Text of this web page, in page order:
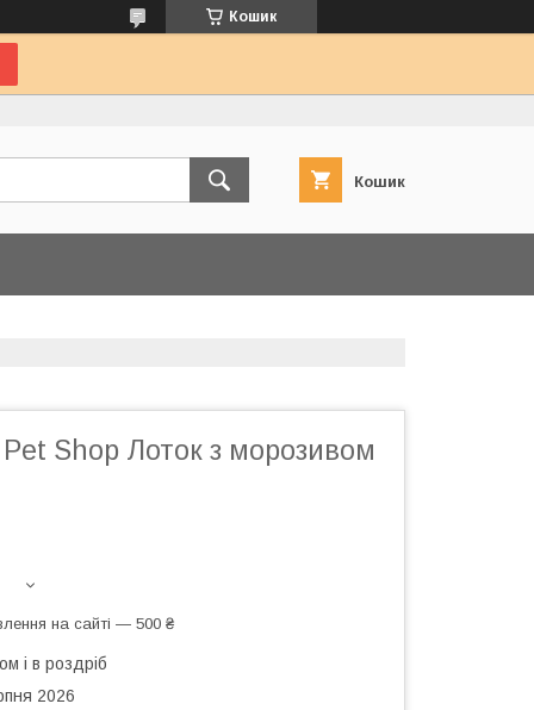
Кошик
Кошик
Shop Лоток з морозивом
на сайті — 500 ₴
і в роздріб
2026